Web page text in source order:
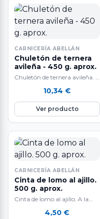
CARNICERÍA ABELLÁN
Chuletón de ternera
avileña - 450 g. aprox.
Chuletón de ternera avileña. A
g. aprox. El peso…
10,34 €
Ver producto
CARNICERÍA ABELLÁN
Cinta de lomo al ajillo.
500 g. aprox.
Cinta de lomo al ajillo. A la
aproximadamente. Deliciosa
4,50 €